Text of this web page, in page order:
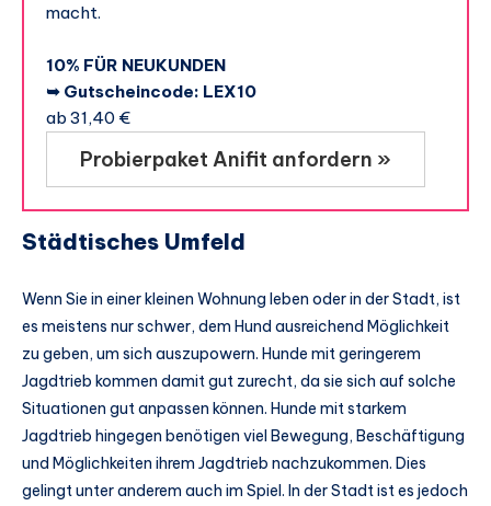
macht.
10% FÜR NEUKUNDEN
➥ Gutscheincode: LEX10
ab 31,40 €
Probierpaket Anifit anfordern »
Städtisches Umfeld
Wenn Sie in einer kleinen Wohnung leben oder in der Stadt, ist
es meistens nur schwer, dem Hund ausreichend Möglichkeit
zu geben, um sich auszupowern. Hunde mit geringerem
Jagdtrieb kommen damit gut zurecht, da sie sich auf solche
Situationen gut anpassen können. Hunde mit starkem
Jagdtrieb hingegen benötigen viel Bewegung, Beschäftigung
und Möglichkeiten ihrem Jagdtrieb nachzukommen. Dies
gelingt unter anderem auch im Spiel. In der Stadt ist es jedoch